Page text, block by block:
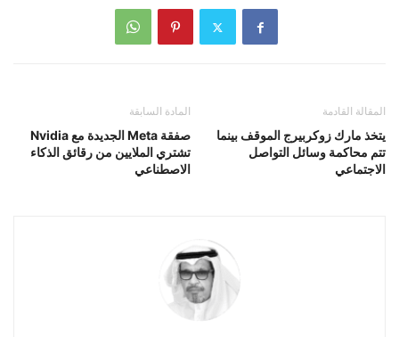
المادة السابقة
صفقة Meta الجديدة مع Nvidia
تشتري الملايين من رقائق الذكاء
الاصطناعي
المقالة القادمة
يتخذ مارك زوكربيرج الموقف بينما
تتم محاكمة وسائل التواصل
الاجتماعي